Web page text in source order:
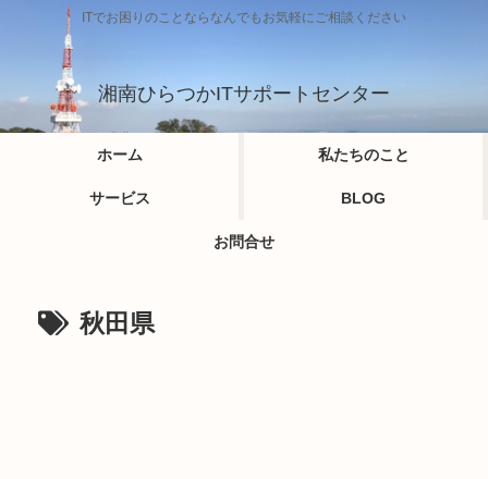
ITでお困りのことならなんでもお気軽にご相談ください
湘南ひらつかITサポートセンター
ホーム 私たちのこと
サービス BLOG
お問合せ
秋田県